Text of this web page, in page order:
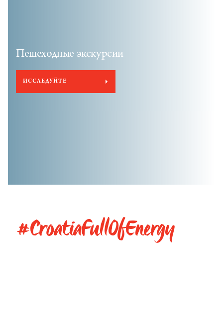
Пешеходные экскурсии
ИССЛЕДУЙТЕ
#CroatiaFullOfEnergy